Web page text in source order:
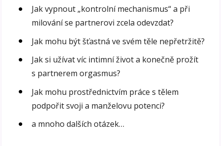
Jak vypnout „kontrolní mechanismus“ a při
milování se partnerovi zcela odevzdat?
Jak mohu být šťastná ve svém těle nepřetržitě?
Jak si užívat víc intimní život a konečně prožít
s partnerem orgasmus?
Jak mohu prostřednictvím práce s tělem
podpořit svoji a manželovu potenci?
a mnoho dalších otázek…